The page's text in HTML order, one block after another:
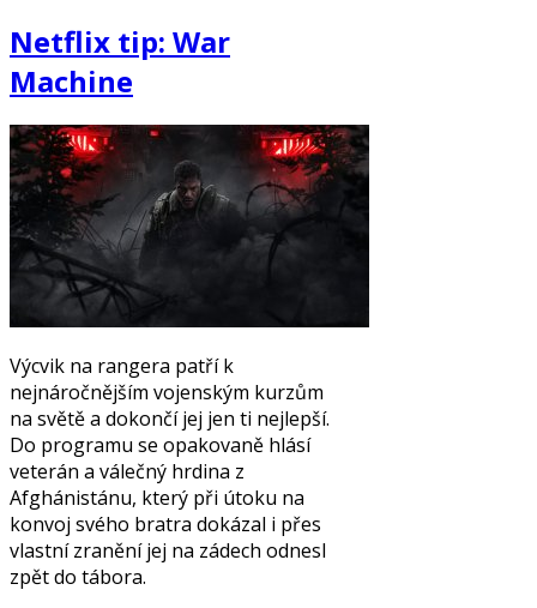
Netflix tip: War
Machine
Výcvik na rangera patří k
nejnáročnějším vojenským kurzům
na světě a dokončí jej jen ti nejlepší.
Do programu se opakovaně hlásí
veterán a válečný hrdina z
Afghánistánu, který při útoku na
konvoj svého bratra dokázal i přes
vlastní zranění jej na zádech odnesl
zpět do tábora.